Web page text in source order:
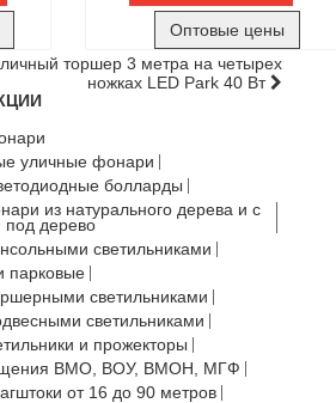
Оптовые цены
торшер 3 метра на четырех
ножках LED Park 40 Вт
уличные фонари
болларды
из натурального дерева и с
дерево
светильниками
парковые
светильниками
светильниками
и прожекторы
ВМО, ВОУ, ВМОН, МГФ
от 16 до 90 метров